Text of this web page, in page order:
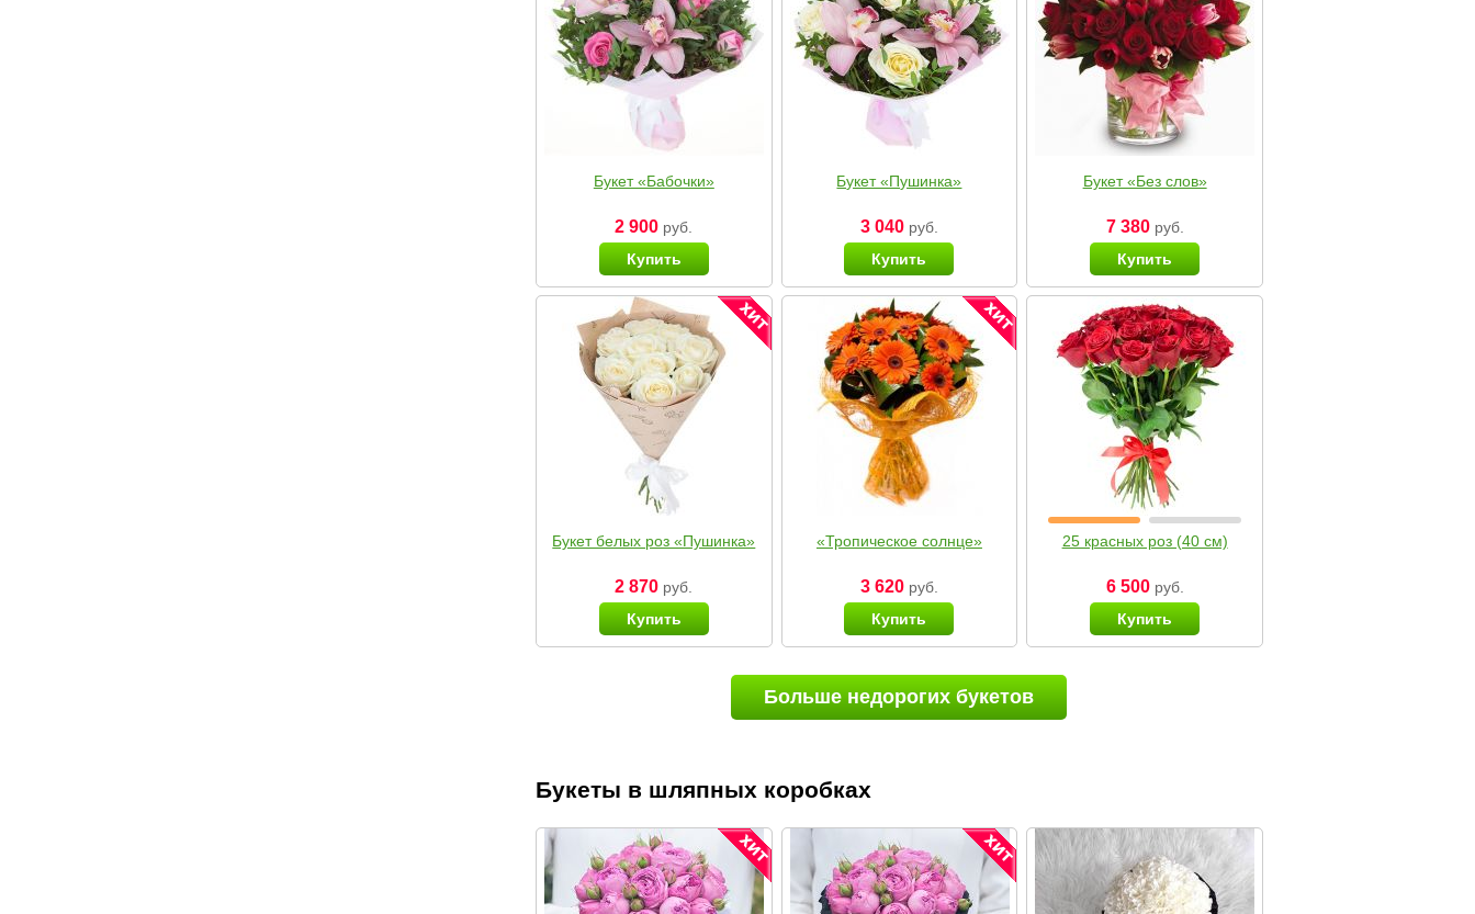
Букет «Бабочки»
2 900 руб.
Купить
Букет «Пушинка»
3 040руб.
Купить
Букет «Без слов»
7 380руб.
Купить
Букет белых роз «Пушинка»
2 870 руб.
Купить
«Тропическое солнце»
3 620руб.
Купить
25 красных роз (40 см)
6 500руб.
Купить
Больше недорогих букетов
Букеты в шляпных коробках